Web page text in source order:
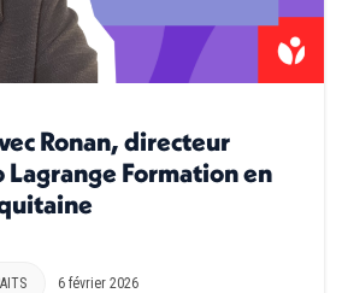
Ronan, directeur
Lagrange Formation en
6 février 2026